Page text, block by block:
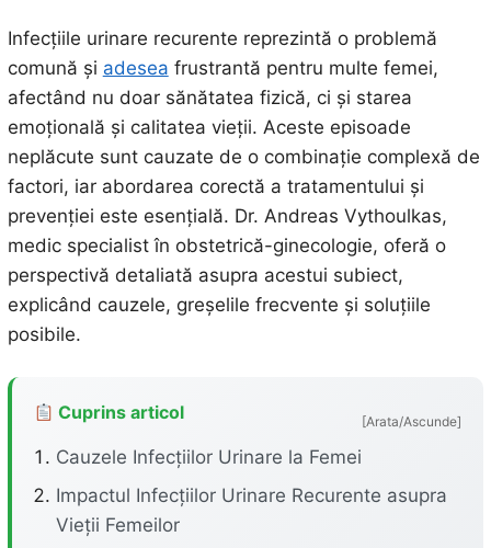
Infecțiile urinare recurente reprezintă o problemă
comună și adesea frustrantă pentru multe femei,
afectând nu doar sănătatea fizică, ci și starea
emoțională și calitatea vieții. Aceste episoade
neplăcute sunt cauzate de o combinație complexă de
factori, iar abordarea corectă a tratamentului și
prevenției este esențială. Dr. Andreas Vythoulkas,
medic specialist în obstetrică-ginecologie, oferă o
perspectivă detaliată asupra acestui subiect,
explicând cauzele, greșelile frecvente și soluțiile
posibile.
Cuprins articol [Arata/Ascunde]
Cauzele Infecțiilor Urinare la Femei
Impactul Infecțiilor Urinare Recurente asupra
Vieții Femeilor